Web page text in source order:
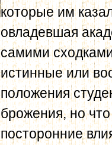
которые им
овладевшая
самими
истинные или
положения
брожения, но
посторонние